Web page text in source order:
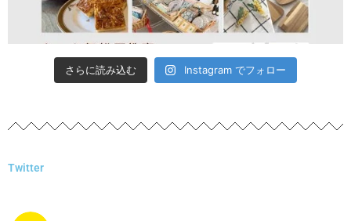
さらに読み込む Instagram でフォロー
Twitter